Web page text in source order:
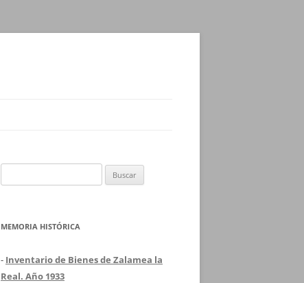
MEMORIA HISTÓRICA
- Inventario de Bienes de Zalamea la
Real. Año 1933